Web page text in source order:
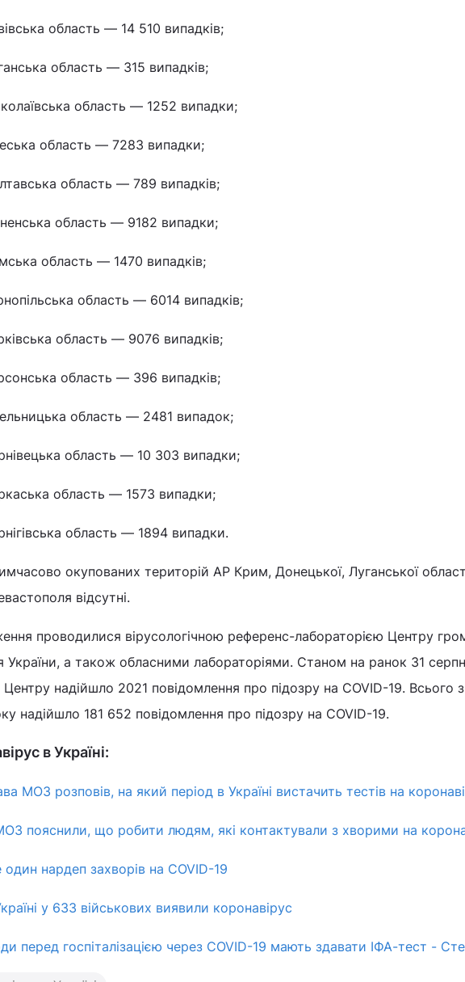
область — 14 510 випадків;
область — 315 випадків;
область — 1252 випадки;
область — 7283 випадки;
область — 789 випадків;
область — 9182 випадки;
область — 1470 випадків;
область — 6014 випадків;
область — 9076 випадків;
область — 396 випадків;
область — 2481 випадок;
область — 10 303 випадки;
область — 1573 випадки;
область — 1894 випадки.
окупованих територій АР Крим, Донецької, Луганської
відсутні.
проводилися вірусологічною референс-лабораторією Центру
України, а також обласними лабораторіями. Станом на ранок 31
надійшло 2021 повідомлення про підозру на COVID-19. Всього
надійшло 181 652 повідомлення про підозру на COVID-19.
в Україні:
МОЗ розповів, на який період в Україні вистачить тестів на
пояснили, що робити людям, які контактували з хворими на
нардеп захворів на COVID-19
у 633 військових виявили коронавірус
перед госпіталізацією через COVID-19 мають здавати ІФА-тест -